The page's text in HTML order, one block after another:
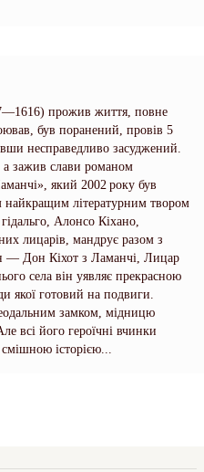
прожив життя, повне
був поранений, провів 5
несправедливо засуджений.
а зажив слави романом
який 2002 року був
найкращим літературним твором
Алонсо Кіхано,
лицарів, мандрує разом з
— Дон Кіхот з Ламанчі, Лицар
села він уявляє прекрасною
якої готовий на подвиги.
замком, мідницю
всі його героїчні вчинки
історією...